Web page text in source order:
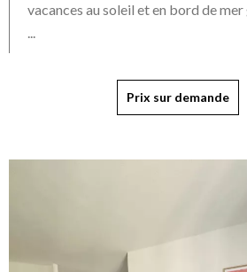
vacances au soleil et en bord de
...
Prix sur demande